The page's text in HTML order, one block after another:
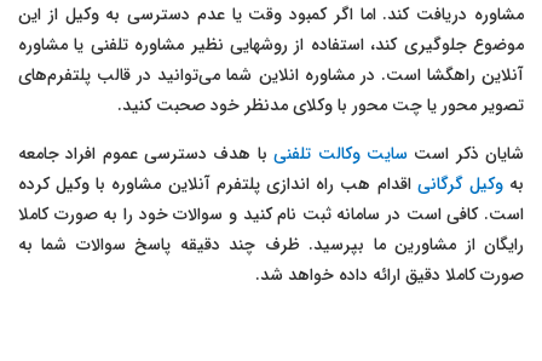
مشاوره دریافت کند. اما اگر کمبود وقت یا عدم دسترسی به وکیل از این
موضوع جلوگیری کند، استفاده از روشهایی نظیر مشاوره تلفنی یا مشاوره
آنلاین راهگشا است. در مشاوره انلاین شما می‌توانید در قالب پلتفرم‌های
تصویر محور یا چت محور با وکلای مدنظر خود صحبت کنید.
شایان ذکر استسایت وکالت تلفنیبا هدف دسترسی عموم افراد جامعه
بهوکیل گرگانی اقدام هب راه اندازی پلتفرم آنلاین مشاوره با وکیل کرده
است. کافی است در سامانه ثبت نام کنید و سوالات خود را به صورت کاملا
رایگان از مشاورین ما بپرسید. ظرف چند دقیقه پاسخ سوالات شما به
صورت کاملا دقیق ارائه داده خواهد شد.